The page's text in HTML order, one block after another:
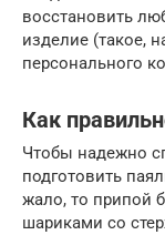
восстановить
изделие (такое,
персонального
Как
Чтобы надежно
подготовить
жало, то припой
шариками со